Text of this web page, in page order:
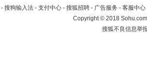
- 搜狗输入法 - 支付中心 - 搜狐招聘 - 广告服务 - 客服中心
Copyright©2018
搜狐不良信息举